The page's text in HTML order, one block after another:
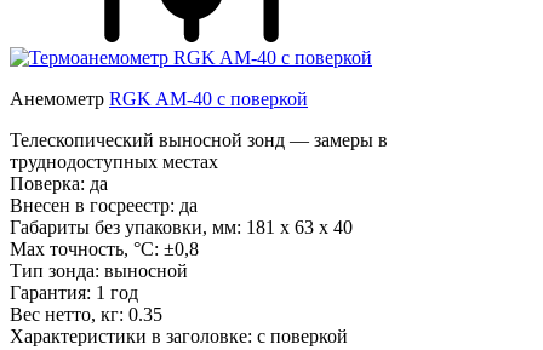
Анемометр RGK AM-40 с поверкой
Телескопический выносной зонд — замеры в
труднодоступных местах
Поверка: да
Внесен в госреестр: да
Габариты без упаковки, мм: 181 x 63 x 40
Max точность, °С: ±0,8
Тип зонда: выносной
Гарантия: 1 год
Вес нетто, кг: 0.35
Характеристики в заголовке: с поверкой